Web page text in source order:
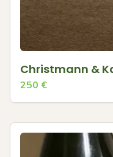
Christmann &
250 €